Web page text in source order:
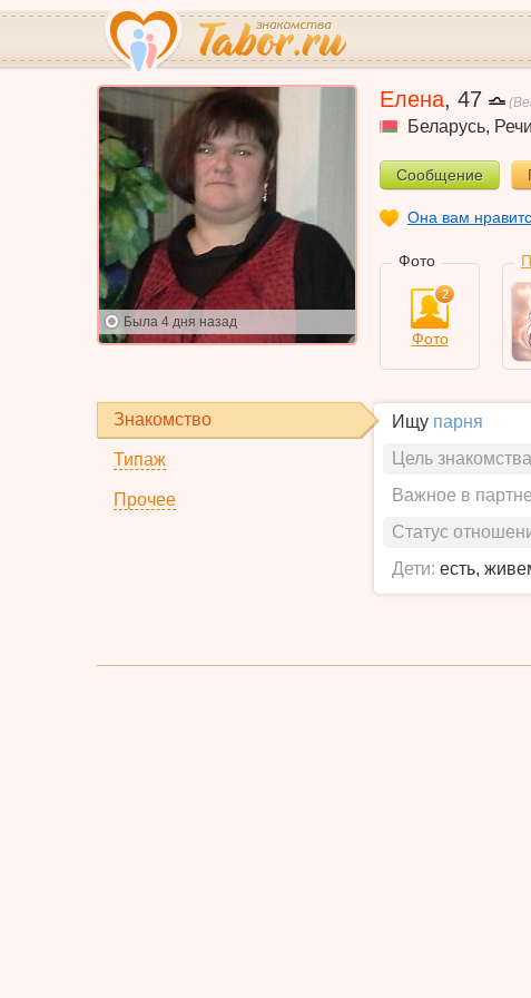
Была 4 дня назад
Елена, 47
Беларусь,
Сообщение
Она вам
Фото
2
Фото
Знакомство
Типаж
Прочее
Ищу парня
Цель
Важное в
Статус
Дети: есть,